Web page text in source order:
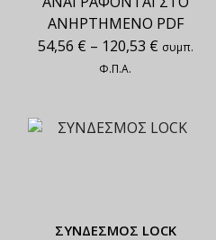
ΑΝΗΡΤΗΜΕΝΟ PDF
54,56 € – 120,53 € συμπ.
Φ.Π.Α.
ΣΥΝΔΕΣΜΟΣ LOCK